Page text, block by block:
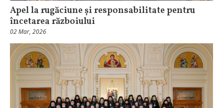
Apel la rugăciune și responsabilitate pentru
încetarea războiului
02 Mar, 2026